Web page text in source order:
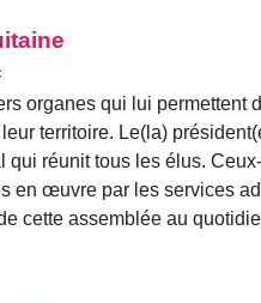
organes qui lui
territoire. Le(la)
qui réunit tous les élus.
en œuvre par les services
cette assemblée au